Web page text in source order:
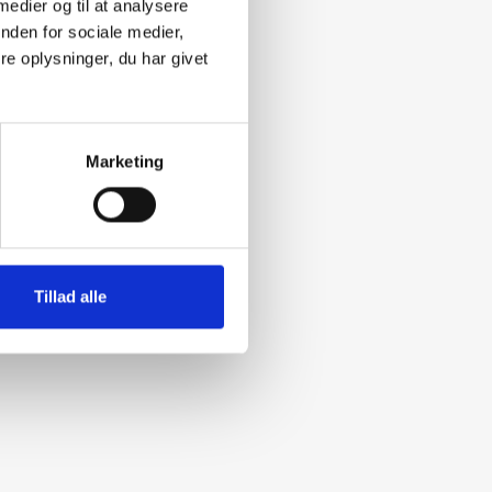
og til at analysere
for sociale medier,
oplysninger, du har givet
Marketing
Tillad alle